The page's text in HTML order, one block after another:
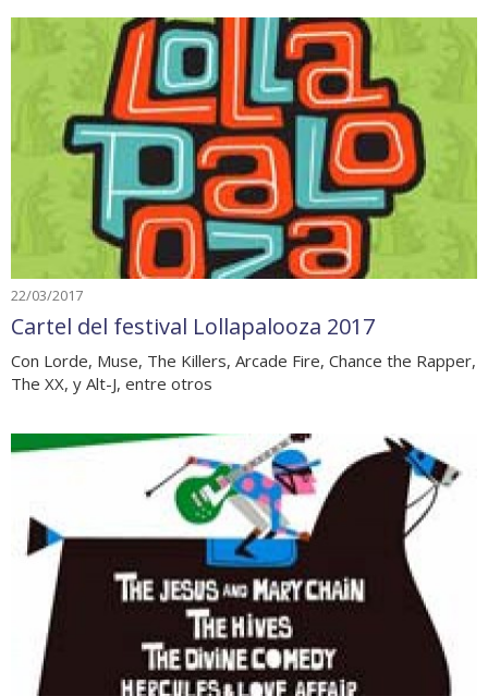
22/03/2017
Cartel del festival Lollapalooza 2017
Con Lorde, Muse, The Killers, Arcade Fire, Chance the Rapper,
The XX, y Alt-J, entre otros